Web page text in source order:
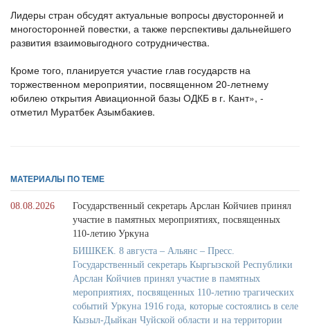
Лидеры стран обсудят актуальные вопросы двусторонней и
многосторонней повестки, а также перспективы дальнейшего
развития взаимовыгодного сотрудничества.
Кроме того, планируется участие глав государств на
торжественном мероприятии, посвященном 20-летнему
юбилею открытия Авиационной базы ОДКБ в г. Кант», -
отметил Муратбек Азымбакиев.
МАТЕРИАЛЫ ПО ТЕМЕ
08.08.2026
Государственный секретарь Арслан Койчиев принял
участие в памятных мероприятиях, посвященных
110-летию Уркуна
БИШКЕК. 8 августа – Альянс – Пресс.
Государственный секретарь Кыргызской Республики
Арслан Койчиев принял участие в памятных
мероприятиях, посвященных 110-летию трагических
событий Уркуна 1916 года, которые состоялись в селе
Кызыл-Дыйкан Чуйской области и на территории